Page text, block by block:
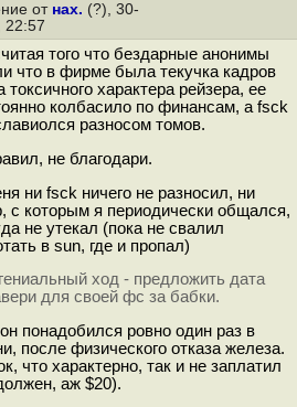
от нах. (?), 30-
22:57
того что бездарные анонимы
что в фирме была текучка кадров
токсичного характера рейзера, ее
колбасило по финансам, а fsck
разносом томов.
не благодари.
ни fsck ничего не разносил, ни
с которым я периодически общался,
не утекал (пока не свалил
в sun, где и пропал)
ход - предложить дата
для своей фс за бабки.
понадобился ровно один раз в
после физического отказа железа.
что характерно, так и не заплатил
аж $20).